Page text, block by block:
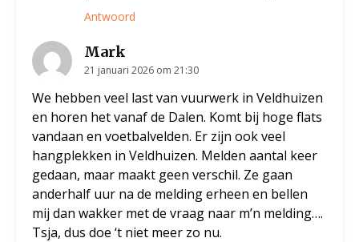
Antwoord
Mark
21 januari 2026 om 21:30
We hebben veel last van vuurwerk in Veldhuizen
en horen het vanaf de Dalen. Komt bij hoge flats
vandaan en voetbalvelden. Er zijn ook veel
hangplekken in Veldhuizen. Melden aantal keer
gedaan, maar maakt geen verschil. Ze gaan
anderhalf uur na de melding erheen en bellen
mij dan wakker met de vraag naar m’n melding….
Tsja, dus doe ‘t niet meer zo nu.